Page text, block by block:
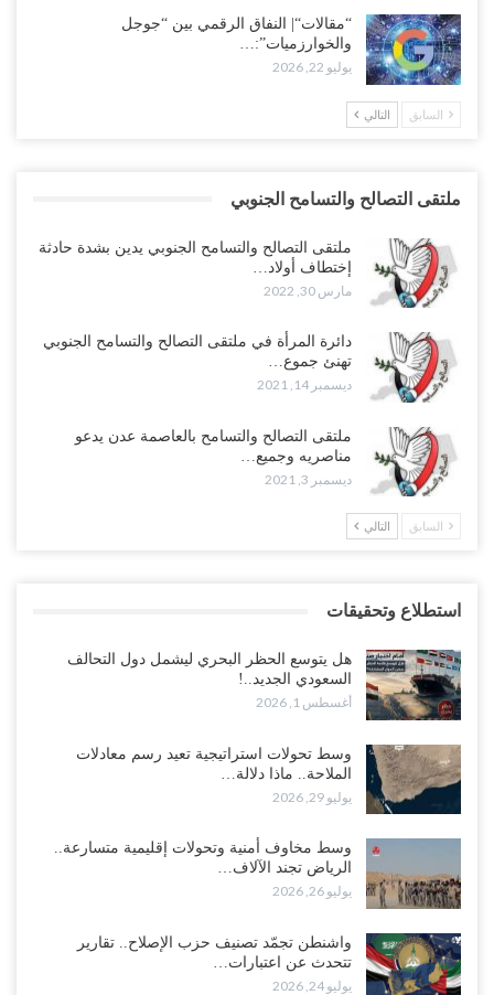
“مقالات“| النفاق الرقمي بين “جوجل
والخوارزميات”:…
يوليو 22, 2026
السابق التالي
ملتقى التصالح والتسامح الجنوبي
ملتقى التصالح والتسامح الجنوبي يدين بشدة حادثة
إختطاف أولاد…
مارس 30, 2022
دائرة المرأة في ملتقى التصالح والتسامح الجنوبي
تهنئ جموع…
ديسمبر 14, 2021
ملتقى التصالح والتسامح بالعاصمة عدن يدعو
مناصريه وجميع…
ديسمبر 3, 2021
السابق التالي
استطلاع وتحقيقات
هل يتوسع الحظر البحري ليشمل دول التحالف
السعودي الجديد..!
أغسطس 1, 2026
وسط تحولات استراتيجية تعيد رسم معادلات
الملاحة.. ماذا دلالة…
يوليو 29, 2026
وسط مخاوف أمنية وتحولات إقليمية متسارعة..
الرياض تجند الآلاف…
يوليو 26, 2026
واشنطن تجمّد تصنيف حزب الإصلاح.. تقارير
تتحدث عن اعتبارات…
يوليو 24, 2026